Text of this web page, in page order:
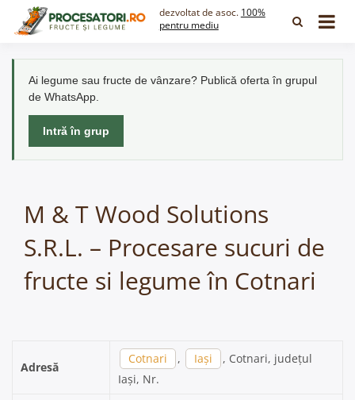
dezvoltat de asoc. 100%
pentru mediu
Ai legume sau fructe de vânzare? Publică oferta în grupul
de WhatsApp.
Intră în grup
M & T Wood Solutions
S.R.L. – Procesare sucuri de
fructe si legume în Cotnari
Adresă
Cotnari , Iași
, Cotnari, județul
Iași, Nr.